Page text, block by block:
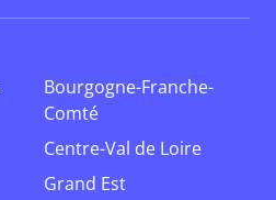
Bourgogne-Franche-
Comté
Centre-Val de Loire
Grand Est